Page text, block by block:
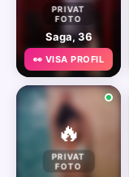
PRIVAT
FOTO
Saga, 36
👀 VISA PROFIL
🔥
PRIVAT
FOTO